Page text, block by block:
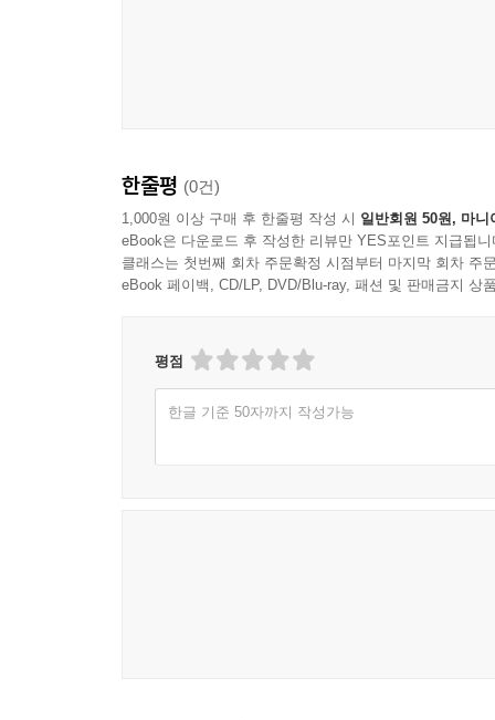
한줄평 (0건)
1,000원 이상 구매 후 한줄평 작성 시 일반회원 50원, 마니
eBook은 다운로드 후 작성한 리뷰만 YES포인트 지급됩니
클래스는 첫번째 회차 주문확정 시점부터 마지막 회차 주
eBook 페이백, CD/LP, DVD/Blu-ray, 패션 및 판매금지 상
평점
한글 기준 50자까지 작성가능